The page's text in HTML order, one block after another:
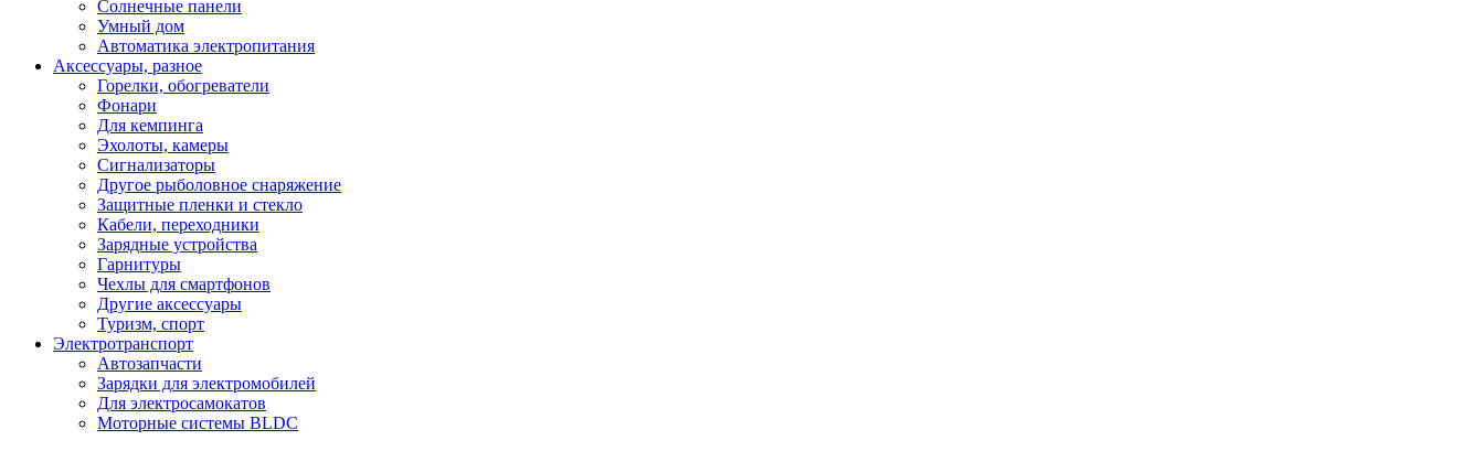
Солнечные панели
Умный дом
Автоматика электропитания
Аксессуары, разное
Горелки, обогреватели
Фонари
Для кемпинга
Эхолоты, камеры
Сигнализаторы
Другое рыболовное снаряжение
Защитные пленки и стекло
Кабели, переходники
Зарядные устройства
Гарнитуры
Чехлы для смартфонов
Другие аксессуары
Туризм, спорт
Электротранспорт
Автозапчасти
Зарядки для электромобилей
Для электросамокатов
Моторные системы BLDC